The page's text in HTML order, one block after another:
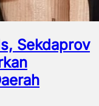
Sekdaprov